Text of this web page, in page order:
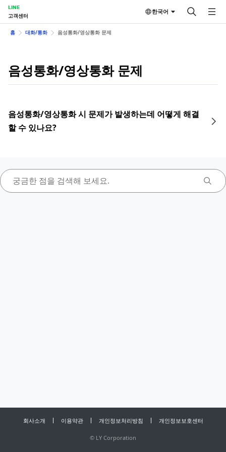
LINE
고객센터
한국어
홈 대화/통화 음성통화/영상통화 문제
음성통화/영상통화 문제
음성통화/영상통화 시 문제가 발생하는데 어떻게 해결
할 수 있나요?
회사소개 이용약관 개인정보처리방침 개인정보보호센터
© LY Corporation